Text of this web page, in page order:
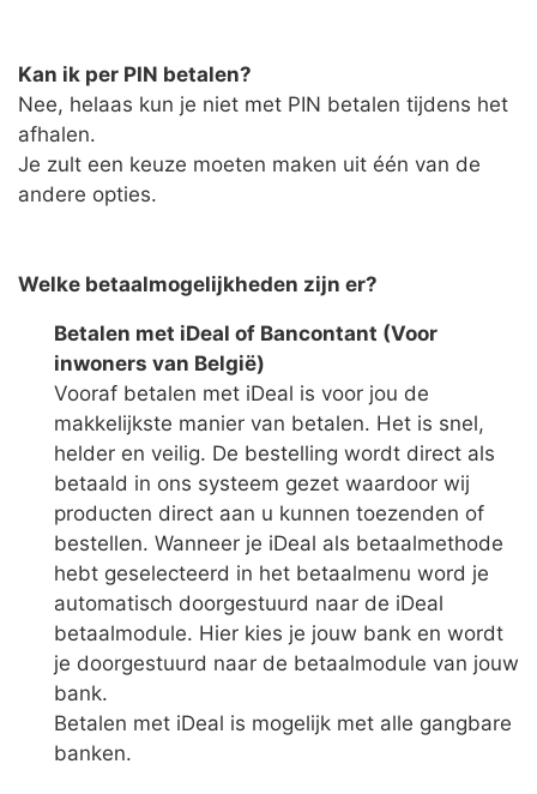
Kan ik per PIN betalen?
Nee, helaas kun je niet met PIN betalen tijdens het
afhalen.
Je zult een keuze moeten maken uit één van de
andere opties.
Welke betaalmogelijkheden zijn er?
Betalen met iDeal of Bancontant (Voor
inwoners van België)
Vooraf betalen met iDeal is voor jou de
makkelijkste manier van betalen. Het is snel,
helder en veilig. De bestelling wordt direct als
betaald in ons systeem gezet waardoor wij
producten direct aan u kunnen toezenden of
bestellen. Wanneer je iDeal als betaalmethode
hebt geselecteerd in het betaalmenu word je
automatisch doorgestuurd naar de iDeal
betaalmodule. Hier kies je jouw bank en wordt
je doorgestuurd naar de betaalmodule van jouw
bank.
Betalen met iDeal is mogelijk met alle gangbare
banken.